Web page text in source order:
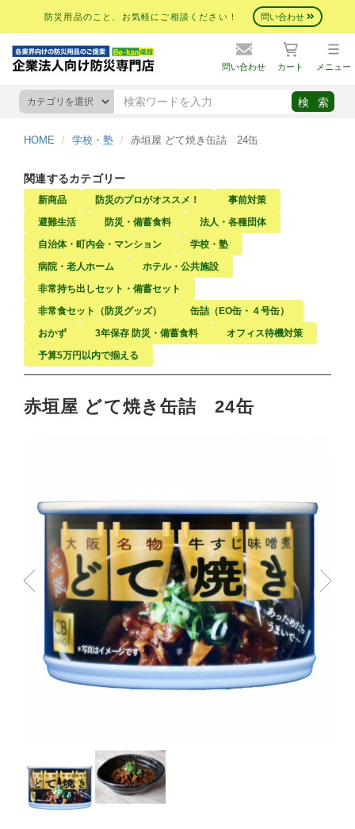
防災用品のこと、お気軽にご相談ください！ 問い合わせ
問い合わせ カート メニュー
HOME 学校・塾 赤垣屋 どて焼き缶詰 24缶
関連するカテゴリー
新商品 防災のプロがオススメ！
事前対策
避難生活
防災・備蓄食料
法人・各種団体
自治体・町内会・マンション
学校・塾
病院・老人ホーム
ホテル・公共施設
非常持ち出しセット・備蓄セット
非常食セット（防災グッズ）
缶詰（EO缶・４号缶）
おかず
3年保存 防災・備蓄食料
オフィス待機対策
予算5万円以内で揃える
赤垣屋 どて焼き缶詰 24缶